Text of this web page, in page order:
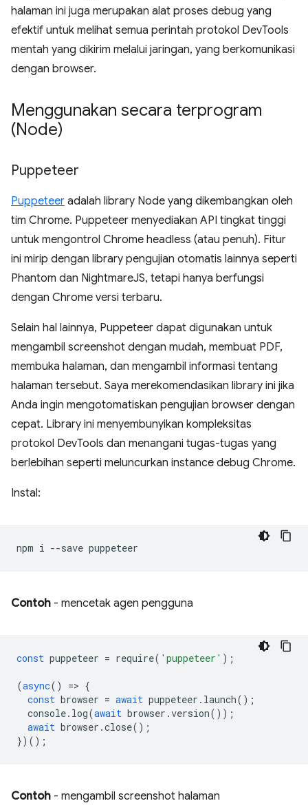
halaman ini juga merupakan alat proses debug yang
efektif untuk melihat semua perintah protokol DevTools
mentah yang dikirim melalui jaringan, yang berkomunikasi
dengan browser.
Menggunakan secara terprogram
(Node)
Puppeteer
Puppeteer adalah library Node yang dikembangkan oleh
tim Chrome. Puppeteer menyediakan API tingkat tinggi
untuk mengontrol Chrome headless (atau penuh). Fitur
ini mirip dengan library pengujian otomatis lainnya seperti
Phantom dan NightmareJS, tetapi hanya berfungsi
dengan Chrome versi terbaru.
Selain hal lainnya, Puppeteer dapat digunakan untuk
mengambil screenshot dengan mudah, membuat PDF,
membuka halaman, dan mengambil informasi tentang
halaman tersebut. Saya merekomendasikan library ini jika
Anda ingin mengotomatiskan pengujian browser dengan
cepat. Library ini menyembunyikan kompleksitas
protokol DevTools dan menangani tugas-tugas yang
berlebihan seperti meluncurkan instance debug Chrome.
Instal:
npm i --save
Contoh - mencetak agen pengguna
const puppeteer = require( 'puppeteer' );
(async() => {
const browser = await puppeteer . launch();
console. log(await browser .version());
await browser .close();
})();
Contoh - mengambil screenshot halaman